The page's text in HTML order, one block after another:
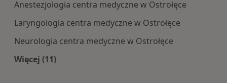
Anestezjologia centra medyczne w Ostrołęce
Laryngologia centra medyczne w Ostrołęce
Neurologia centra medyczne w Ostrołęce
Więcej (11)